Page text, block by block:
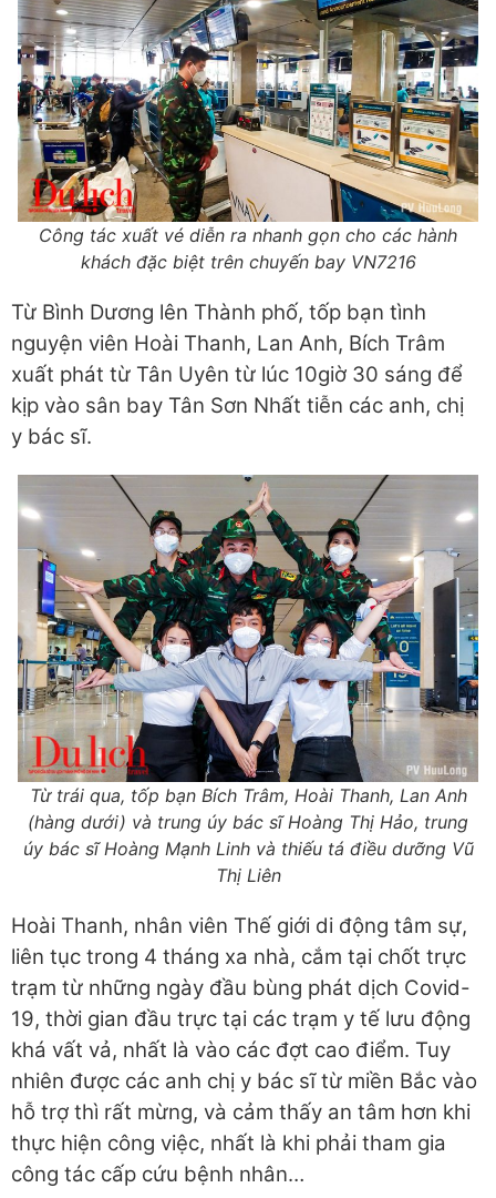
Công tác xuất vé diễn ra nhanh gọn cho các hành
khách đặc biệt trên chuyến bay VN7216
Từ Bình Dương lên Thành phố, tốp bạn tình
nguyện viên Hoài Thanh, Lan Anh, Bích Trâm
xuất phát từ Tân Uyên từ lúc 10giờ 30 sáng để
kịp vào sân bay Tân Sơn Nhất tiễn các anh, chị
y bác sĩ.
Từ trái qua, tốp bạn Bích Trâm, Hoài Thanh, Lan Anh
(hàng dưới) và trung úy bác sĩ Hoàng Thị Hảo, trung
úy bác sĩ Hoàng Mạnh Linh và thiếu tá điều dưỡng Vũ
Thị Liên
Hoài Thanh, nhân viên Thế giới di động tâm sự,
liên tục trong 4 tháng xa nhà, cắm tại chốt trực
trạm từ những ngày đầu bùng phát dịch Covid-
19, thời gian đầu trực tại các trạm y tế lưu động
khá vất vả, nhất là vào các đợt cao điểm. Tuy
nhiên được các anh chị y bác sĩ từ miền Bắc vào
hỗ trợ thì rất mừng, và cảm thấy an tâm hơn khi
thực hiện công việc, nhất là khi phải tham gia
công tác cấp cứu bệnh nhân…